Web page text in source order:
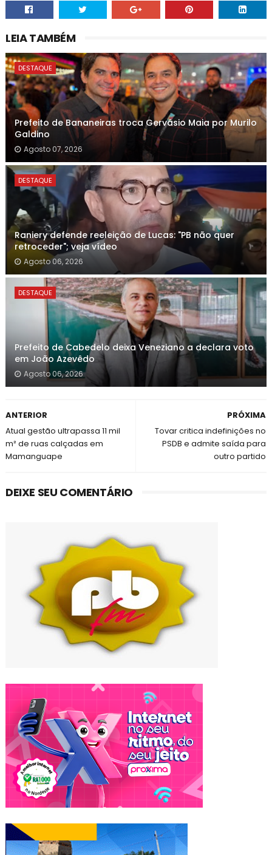
LEIA TAMBÉM
DESTAQUE
Prefeito de Bananeiras troca Gervásio Maia por Murilo
Galdino
Agosto 07, 2026
DESTAQUE
Raniery defende reeleição de Lucas: "PB não quer
retroceder"; veja vídeo
Agosto 06, 2026
DESTAQUE
Prefeito de Cabedelo deixa Veneziano a declara voto
em João Azevêdo
Agosto 06, 2026
PRÓXIMA
Tovar critica indefinições no
PSDB e admite saída para
outro partido
ANTERIOR
Atual gestão ultrapassa 11 mil
m² de ruas calçadas em
Mamanguape
DEIXE SEU COMENTÁRIO